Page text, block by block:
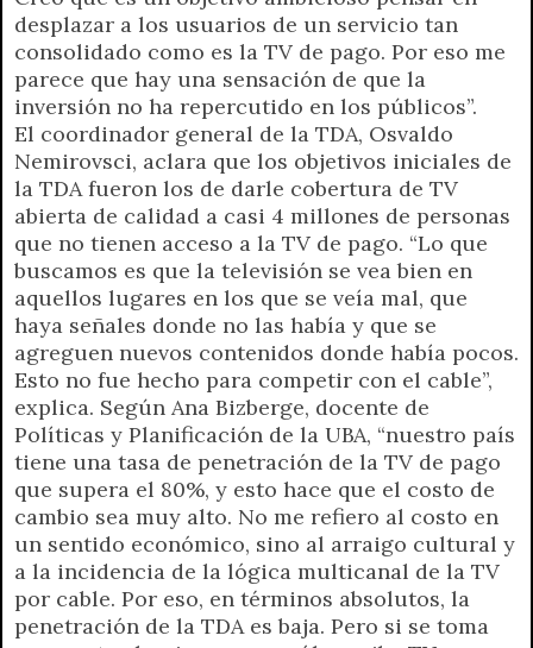
desplazar a los usuarios de un servicio tan
consolidado como es la TV de pago. Por eso me
parece que hay una sensación de que la
inversión no ha repercutido en los públicos”.
El coordinador general de la TDA, Osvaldo
Nemirovsci, aclara que los objetivos iniciales de
la TDA fueron los de darle cobertura de TV
abierta de calidad a casi 4 millones de personas
que no tienen acceso a la TV de pago. “Lo que
buscamos es que la televisión se vea bien en
aquellos lugares en los que se veía mal, que
haya señales donde no las había y que se
agreguen nuevos contenidos donde había pocos.
Esto no fue hecho para competir con el cable”,
explica. Según Ana Bizberge, docente de
Políticas y Planificación de la UBA, “nuestro país
tiene una tasa de penetración de la TV de pago
que supera el 80%, y esto hace que el costo de
cambio sea muy alto. No me refiero al costo en
un sentido económico, sino al arraigo cultural y
a la incidencia de la lógica multicanal de la TV
por cable. Por eso, en términos absolutos, la
penetración de la TDA es baja. Pero si se toma